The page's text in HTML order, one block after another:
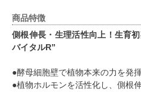
商品特徴
側根伸長・生理活性向上！生育
バイタルR”
●酵母細胞壁で植物本来の力を発揮
●植物ホルモンを活性化し、側根伸